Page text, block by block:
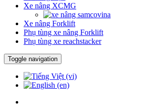
Xe nâng XCMG
Xe nâng Forklift
Phụ tùng xe nâng Forklift
Phụ tùng xe reachstacker
Toggle navigation